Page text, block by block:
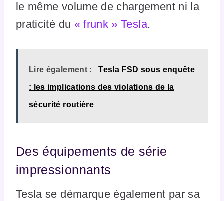
le même volume de chargement ni la
praticité du « frunk » Tesla.
Lire également : Tesla FSD sous enquête
: les implications des violations de la
sécurité routière
Des équipements de série
impressionnants
Tesla se démarque également par sa